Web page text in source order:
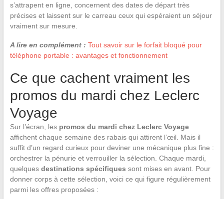
s’attrapent en ligne, concernent des dates de départ très
précises et laissent sur le carreau ceux qui espéraient un séjour
vraiment sur mesure.
A lire en complément : Tout savoir sur le forfait bloqué pour
téléphone portable : avantages et fonctionnement
Ce que cachent vraiment les
promos du mardi chez Leclerc
Voyage
Sur l’écran, les promos du mardi chez Leclerc Voyage
affichent chaque semaine des rabais qui attirent l’œil. Mais il
suffit d’un regard curieux pour deviner une mécanique plus fine :
orchestrer la pénurie et verrouiller la sélection. Chaque mardi,
quelques destinations spécifiques sont mises en avant. Pour
donner corps à cette sélection, voici ce qui figure régulièrement
parmi les offres proposées :